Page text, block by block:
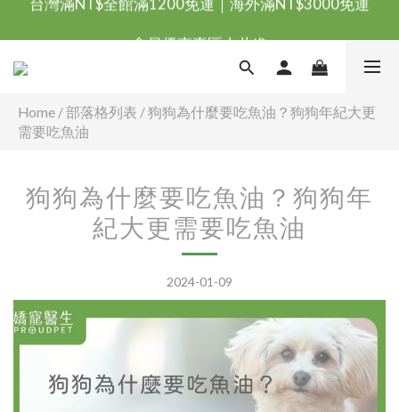
台灣滿NT$全館滿1200免運｜海外滿NT$3000免運
會員優惠專區由此進
台灣滿NT$全館滿1200免運｜海外滿NT$3000免運
Home /部落格列表 /狗狗為什麼要吃魚油？狗狗年紀大更
需要吃魚油
狗狗為什麼要吃魚油？狗狗年
紀大更需要吃魚油
2024-01-09